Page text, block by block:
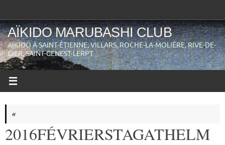
contenu
AÏKIDO MARUBASHI CLUB
AIKIDO À SAINT-ÉTIENNE, VILLARS, ROCHE-LA-MOLIÈRE, RIVE-DE-
GIER, SAINT-GENEST-LERPT
«
2016FÉVRIERSTAGATHELM